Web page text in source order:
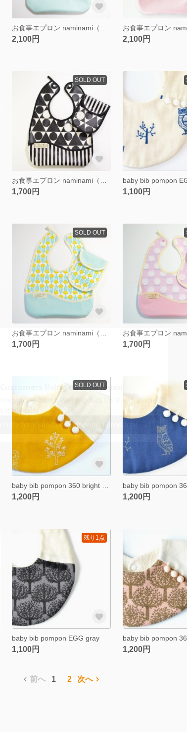
2,100円 2,100円
SOLD OUT
1,700円
baby bib pompon
1,100円
SOLD OUT
1,700円 1,700円
SOLD OUT
1,200円
baby bib pompon
1,200円
残り1点
baby bib pompon EGG gray
1,100円 1,200円
前へ 1 2 次へ